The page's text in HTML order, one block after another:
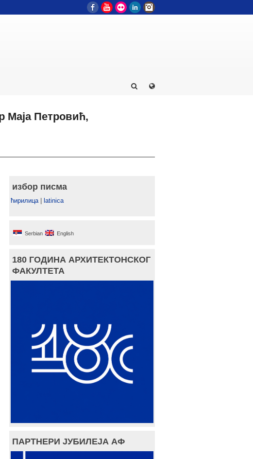
FacebookYouTube
Flickr LinkedIn
Маја Петровић,
избор писма
ћирилица| latinica
Serbian English
180 ГОДИНА АРХИТЕКТОНСКОГ
ФАКУЛТЕТА
ПАРТНЕРИ ЈУБИЛЕЈА АФ